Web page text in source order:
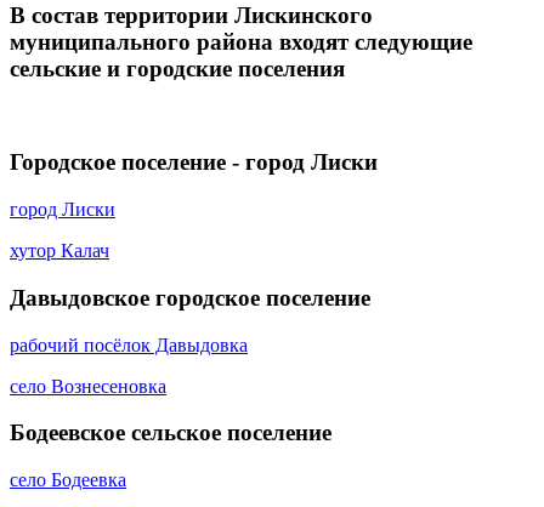
В состав территории Лискинского
муниципального района входят следующие
сельские и городские поселения
Городское поселение - город Лиски
город Лиски
хутор Калач
Давыдовское городское поселение
рабочий посёлок Давыдовка
село Вознесеновка
Бодеевское сельское поселение
село Бодеевка